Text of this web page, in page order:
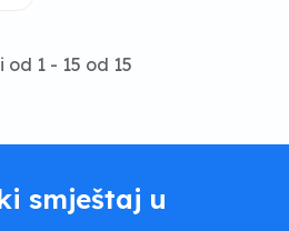
od 1 - 15 od 15
smještaj u